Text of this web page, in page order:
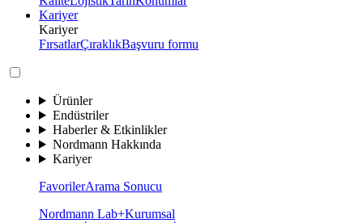
Kariyer
Kariyer
FırsatlarÇıraklıkBaşvuru formu
Ürünler
Endüstriler
Haberler & Etkinlikler
Nordmann Hakkında
Kariyer
FavorilerArama Sonucu
Nordmann Lab+Kurumsal